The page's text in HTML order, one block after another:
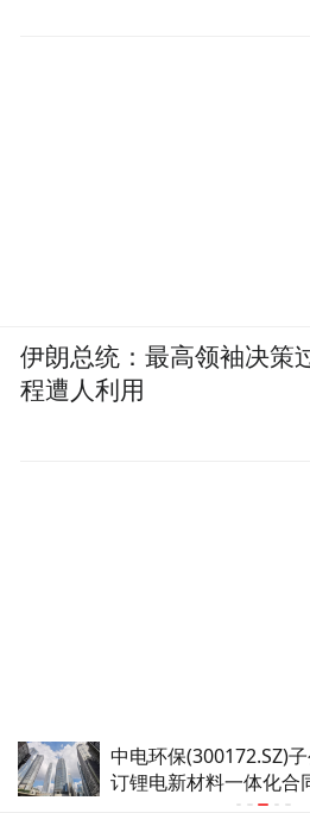
普洛药业(000739.SZ)子公司氟泽
药上市申请获批
伊朗总统：最高领袖决策
程遭人利用
卡塔尔官员放话，油价两